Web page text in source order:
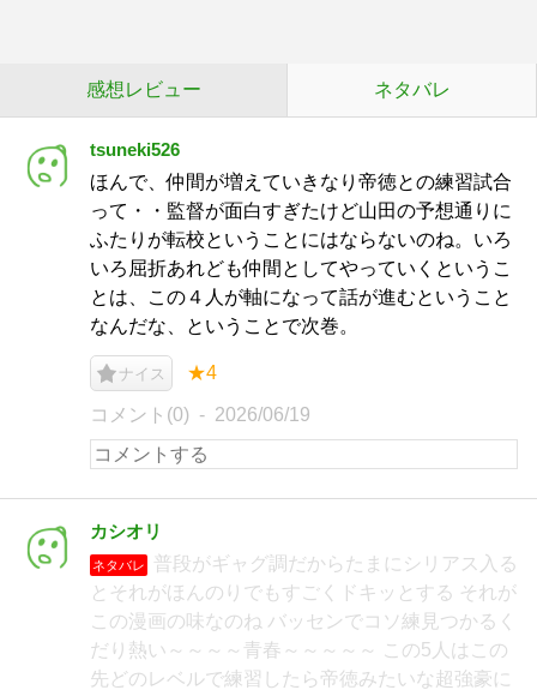
感想レビュー ネタバレ
tsuneki526
ほんで、仲間が増えていきなり帝徳との練習試合
って・・監督が面白すぎたけど山田の予想通りに
ふたりが転校ということにはならないのね。いろ
いろ屈折あれども仲間としてやっていくというこ
とは、この４人が軸になって話が進むということ
なんだな、ということで次巻。
ナイス ★4
コメント(0) 2026/06/19
カシオリ
ネタバレ
普段がギャグ調だからたまにシリアス入る
とそれがほんのりでもすごくドキッとする それが
この漫画の味なのね バッセンでコソ練見つかるく
だり熱い～～～～青春～～～～～ この5人はこの
先どのレベルで練習したら帝徳みたいな超強豪に